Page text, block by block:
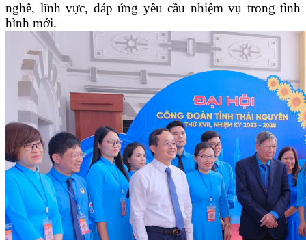
nghề, lĩnh vực, đáp ứng yêu cầu nhiệm vụ trong tình
hình mới.